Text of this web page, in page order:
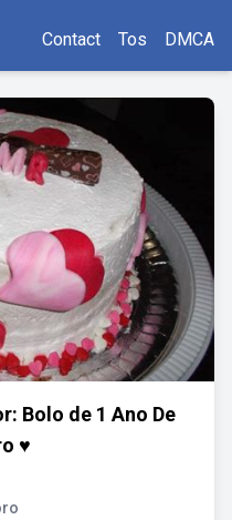
Contact Tos DMCA
Bolo de 1 Ano De
♥